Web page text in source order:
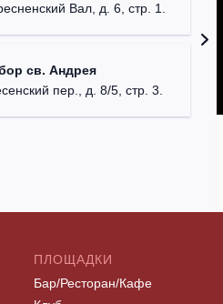
Вал, д. 6, стр. 1.
св. Андрея
пер., д. 8/5, стр. 3.
ПЛОЩАДКИ
Бар/Ресторан/Кафе